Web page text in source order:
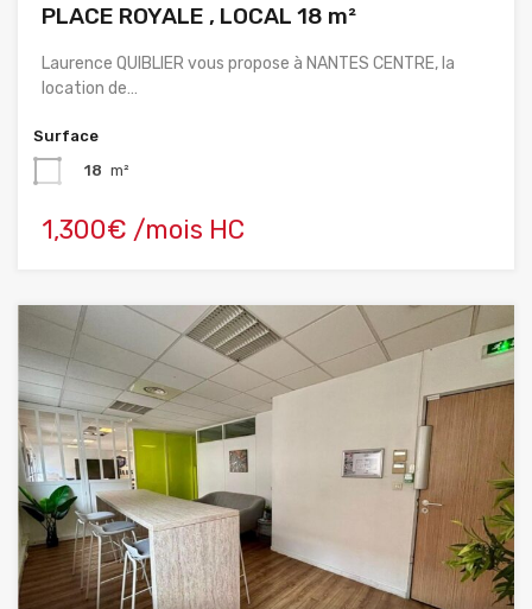
PLACE ROYALE , LOCAL 18 m²
Laurence QUIBLIER vous propose à NANTES CENTRE, la
location de…
Surface
18 m²
1,300€ /mois HC